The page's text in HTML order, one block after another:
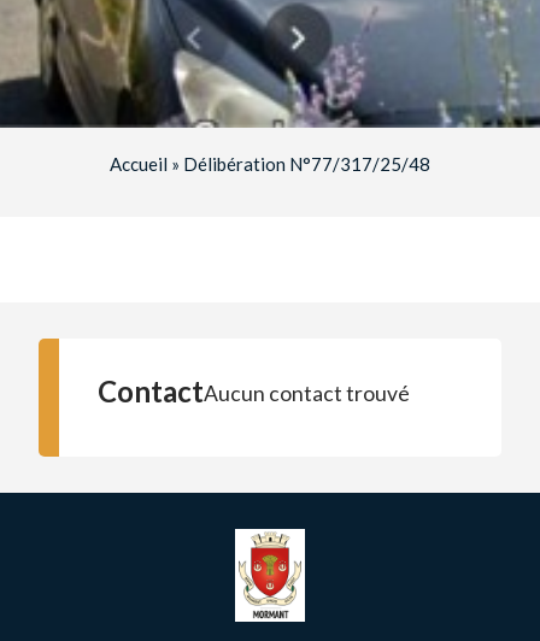
Accueil » Délibération N°77/317/25/48
ContactAucun contact trouvé